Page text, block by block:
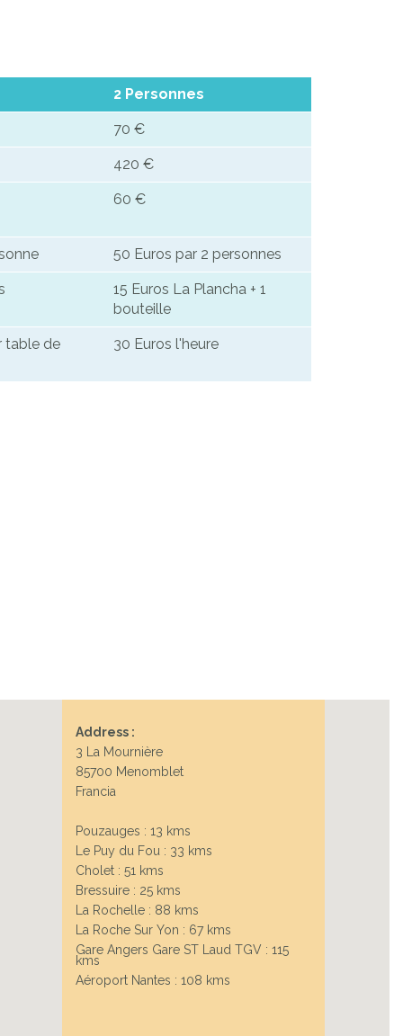
2 Personnes
70 €
420 €
60 €
50 Euros par 2 personnes
15 Euros La Plancha + 1
bouteille
table de 30 Euros l'heure
Address :
3 La Mournière
85700 Menomblet
Francia
Pouzauges : 13 kms
Le Puy du Fou : 33 kms
Cholet : 51 kms
Bressuire : 25 kms
La Rochelle : 88 kms
La Roche Sur Yon : 67 kms
Gare Angers Gare ST Laud TGV : 115
kms
Aéroport Nantes : 108 kms